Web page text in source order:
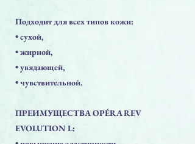
Подходит для всех типов кожи:
• сухой,
• жирной,
• увядающей,
• чувствительной.
ПРЕИМУЩЕСТВА OPÉRA REV
EVOLUTION L: